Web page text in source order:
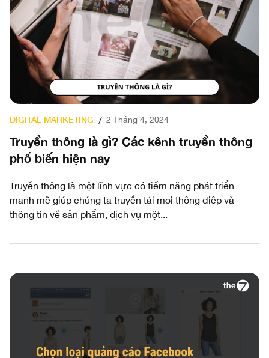
DIGITAL MARKETING / 2 Tháng 4, 2024
Truyền thông là gì? Các kênh truyền thông
phổ biến hiện nay
Truyền thông là một lĩnh vực có tiềm năng phát triển
mạnh mẽ giúp chúng ta truyền tải mọi thông điệp và
thông tin về sản phẩm, dịch vụ một...